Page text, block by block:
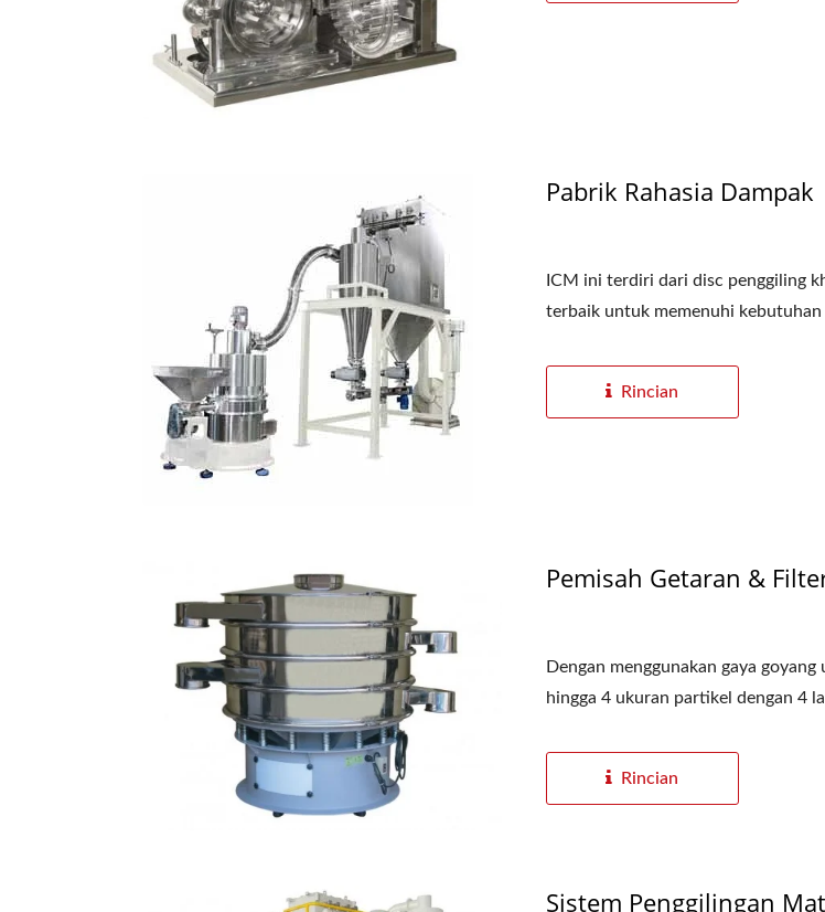
Pabrik Rahasia Dampak
ICM ini terdiri dari disc penggiling
terbaik untuk memenuhi kebutuhan
Rincian
Pemisah Getaran &
Dengan menggunakan gaya
hingga 4 ukuran partikel dengan 4
Rincian
Sistem Penggilingan